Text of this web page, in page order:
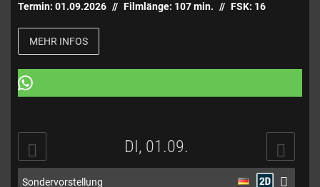
Termin: 01.09.2026 Filmlänge: 107min. FSK: 16
MEHR INFOS
DI, 01.09.
Sondervorstellung